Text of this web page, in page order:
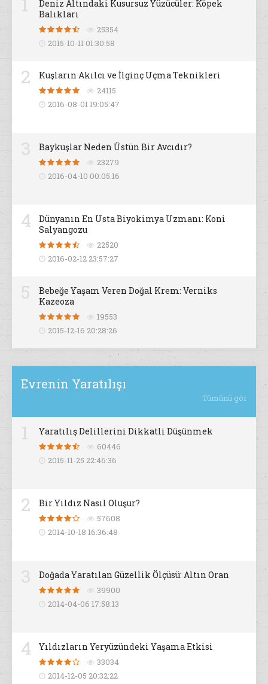
Deniz Altındaki Kusursuz Yüzücüler: Köpek
Balıkları
25354
2015-10-11 01:30:58
2 Kuşların Akılcı ve İlginç Uçma Teknikleri
24115
2016-08-01 19:05:47
Baykuşlar Neden Üstün Bir Avcıdır?
23279
2016-04-10 00:05:16
4
Dünyanın En Usta Biyokimya Uzmanı: Koni
Salyangozu
22520
2016-02-12 23:57:27
Bebeğe Yaşam Veren Doğal Krem: Verniks
Kazeoza
19553
2015-12-16 20:28:26
Evrenin Yaratılışı
Tümünü gör
Yaratılış Delillerini Dikkatli Düşünmek
60446
2015-11-25 22:46:36
2 Bir Yıldız Nasıl Oluşur?
57608
2014-10-18 16:36:48
Doğada Yaratılan Güzellik Ölçüsü: Altın Oran
39900
2014-04-06 17:58:13
4 Yıldızların Yeryüzündeki Yaşama Etkisi
33034
2014-12-05 20:32:22